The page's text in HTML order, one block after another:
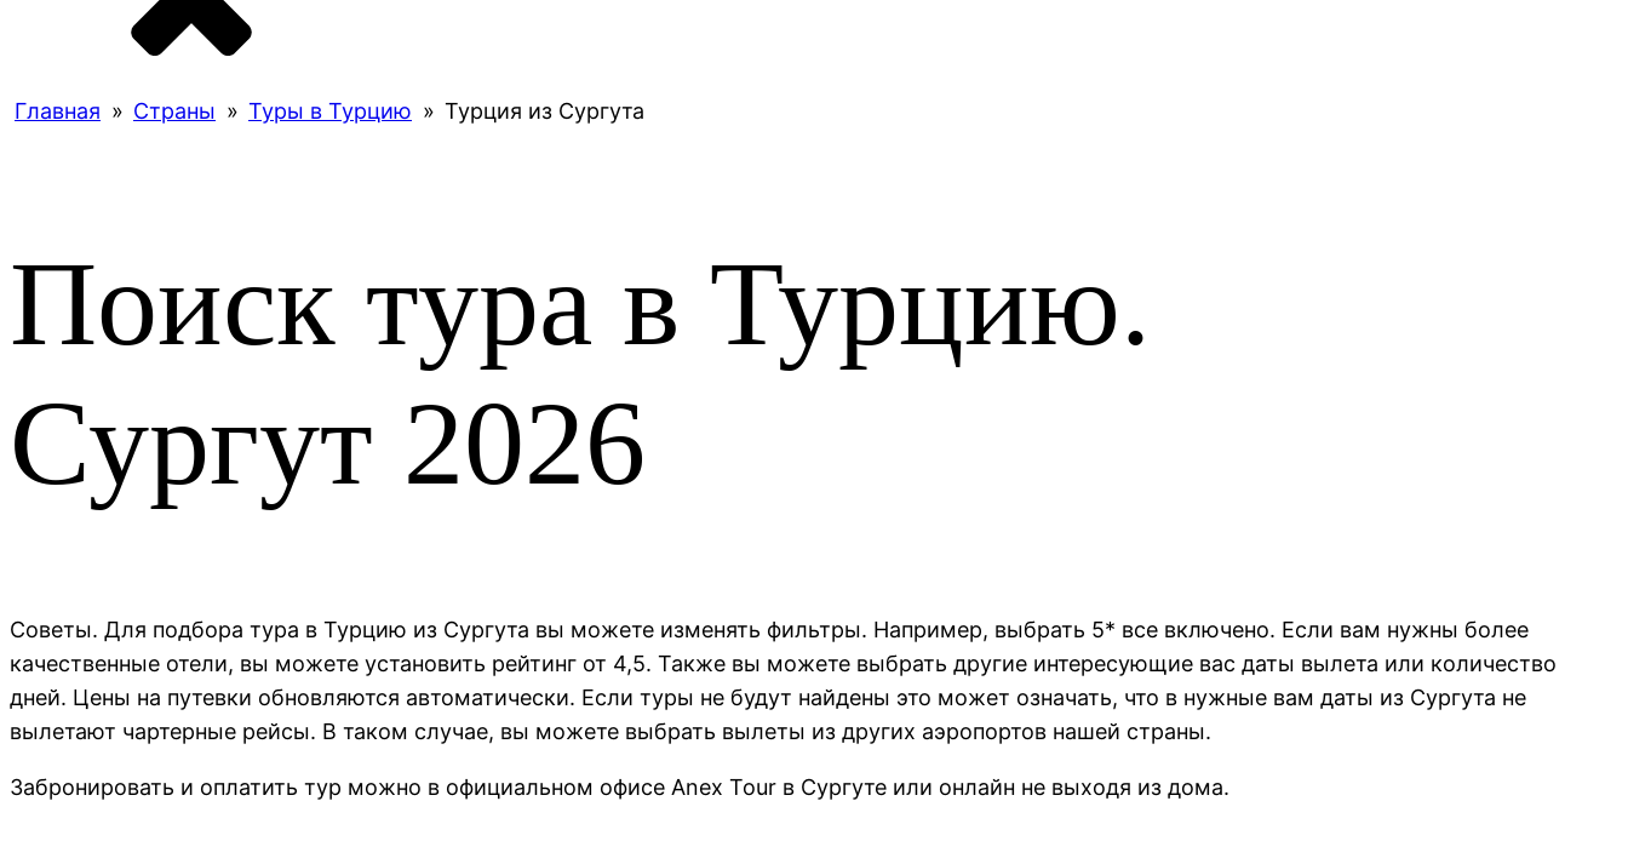
Главная » Страны » Туры в Турцию » Турция из Сургута
Поиск тура в Турцию.
Сургут 2026
Советы. Для подбора тура в Турцию из Сургута вы можете изменять фильтры. Например, выбрать 5* все включено. Если вам нужны более
качественные отели, вы можете установить рейтинг от 4,5. Также вы можете выбрать другие интересующие вас даты вылета или количество
дней. Цены на путевки обновляются автоматически. Если туры не будут найдены это может означать, что в нужные вам даты из Сургута не
вылетают чартерные рейсы. В таком случае, вы можете выбрать вылеты из других аэропортов нашей страны.
Забронировать и оплатить тур можно в официальном офисе Anex Tour в Сургуте или онлайн не выходя из дома.